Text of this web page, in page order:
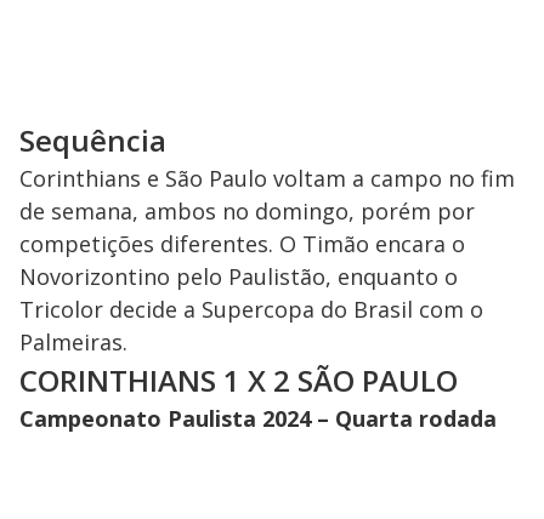
Sequência
Corinthians e São Paulo voltam a campo no fim
de semana, ambos no domingo, porém por
competições diferentes. O Timão encara o
Novorizontino pelo Paulistão, enquanto o
Tricolor decide a Supercopa do Brasil com o
Palmeiras.
CORINTHIANS 1 X 2 SÃO PAULO
Campeonato Paulista 2024 – Quarta rodada